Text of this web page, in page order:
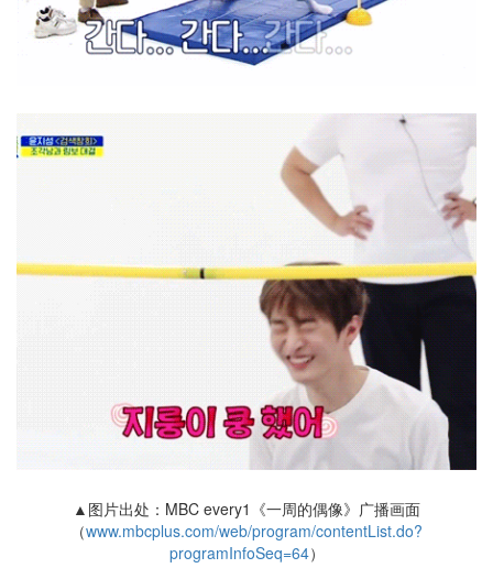
▲图片出处：MBC every1《一周的偶像》广播画面
（www.mbcplus.com/web/program/contentList.do?
programInfoSeq=64）